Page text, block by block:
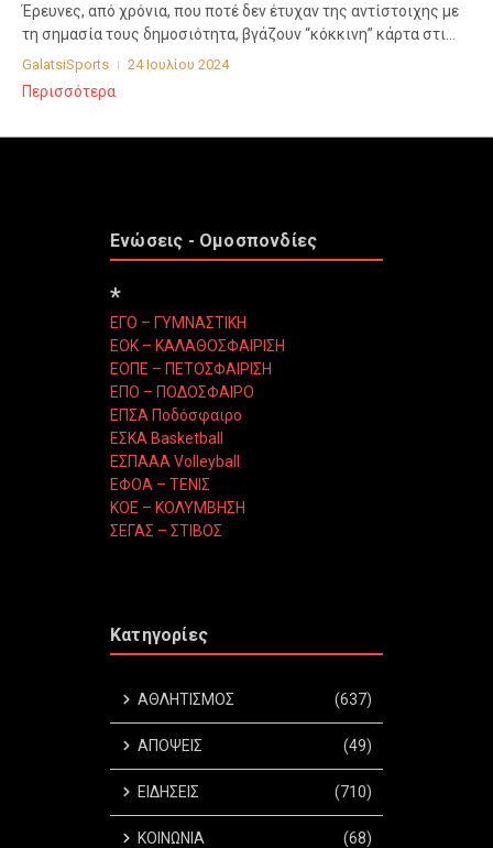
Έρευνες, από χρόνια, που ποτέ δεν έτυχαν της αντίστοιχης με
τη σημασία τους δημοσιότητα, βγάζουν “κόκκινη” κάρτα στι...
GalatsiSports 24 Ιουλίου 2024
Περισσότερα
Ενώσεις - Ομοσπονδίες
*
ΕΓΟ – ΓΥΜΝΑΣΤΙΚΗ
ΕΟΚ – ΚΑΛΑΘΟΣΦΑΙΡΙΣΗ
ΕΟΠΕ – ΠΕΤΟΣΦΑΙΡΙΣΗ
ΕΠΟ – ΠΟΔΟΣΦΑΙΡΟ
ΕΠΣΑ Ποδόσφαιρο
ΕΣΚΑ Basketball
ΕΣΠΑΑΑ Volleyball
ΕΦΟΑ – ΤΕΝΙΣ
ΚΟΕ – ΚΟΛΥΜΒΗΣΗ
ΣΕΓΑΣ – ΣΤΙΒΟΣ
Κατηγορίες
ΑΘΛΗΤΙΣΜΟΣ (637)
ΑΠΟΨΕΙΣ (49)
ΕΙΔΗΣΕΙΣ (710)
ΚΟΙΝΩΝΙΑ (68)